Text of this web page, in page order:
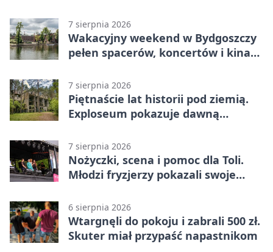
7 sierpnia 2026
Wakacyjny weekend w Bydgoszczy
pełen spacerów, koncertów i kina
7 sierpnia 2026
Piętnaście lat historii pod ziemią.
Exploseum pokazuje dawną
7 sierpnia 2026
Nożyczki, scena i pomoc dla Toli.
Młodzi fryzjerzy pokazali swoje
6 sierpnia 2026
Wtargnęli do pokoju i zabrali 500 zł.
Skuter miał przypaść napastnikom